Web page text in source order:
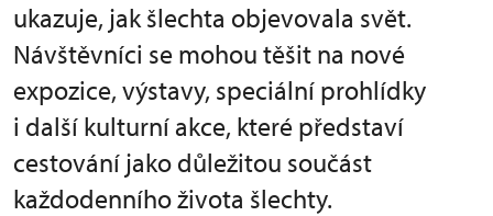
ukazuje, jak šlechta objevovala svět.
Návštěvníci se mohou těšit na nové
expozice, výstavy, speciální prohlídky
i další kulturní akce, které představí
cestování jako důležitou součást
každodenního života šlechty.